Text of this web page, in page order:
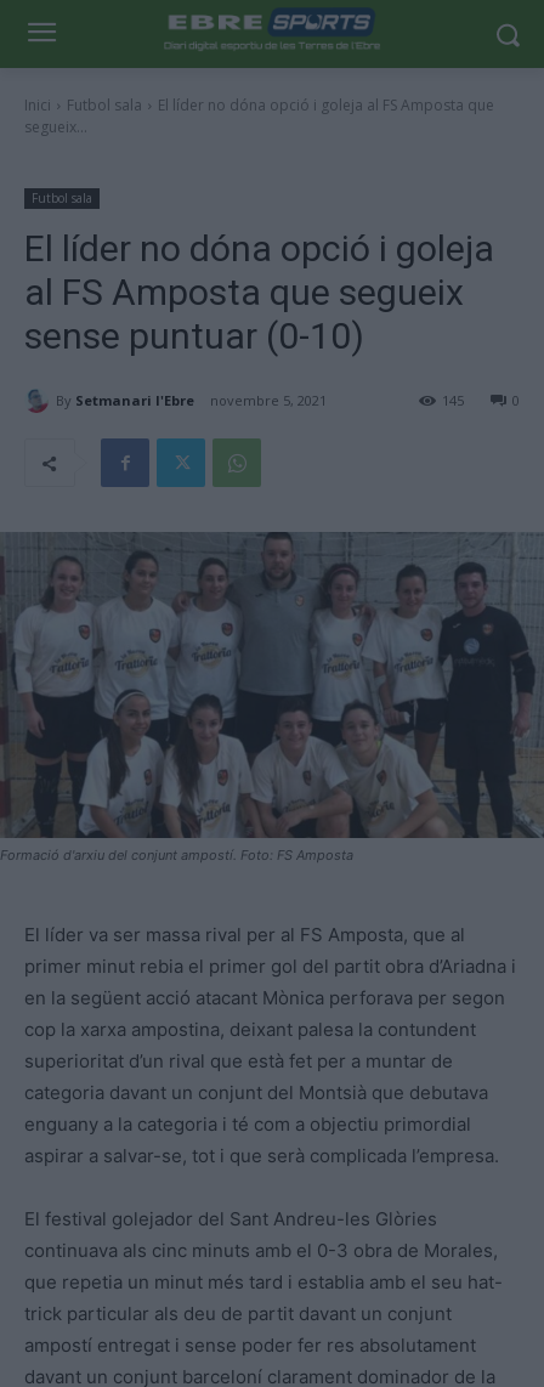
Inici Futbol sala
El líder no dóna opció i goleja al FS Amposta que
segueix...
Futbol sala
El líder no dóna opció i goleja
al FS Amposta que segueix
sense puntuar (0-10)
By Setmanari l'Ebre novembre 5, 2021 0
145
Formació d'arxiu del conjunt ampostí. Foto: FS Amposta
El líder va ser massa rival per al FS Amposta, que al
primer minut rebia el primer gol del partit obra d’Ariadna i
en la següent acció atacant Mònica perforava per segon
cop la xarxa ampostina, deixant palesa la contundent
superioritat d’un rival que està fet per a muntar de
categoria davant un conjunt del Montsià que debutava
enguany a la categoria i té com a objectiu primordial
aspirar a salvar-se, tot i que serà complicada l’empresa.
El festival golejador del Sant Andreu-les Glòries
continuava als cinc minuts amb el 0-3 obra de Morales,
que repetia un minut més tard i establia amb el seu hat-
trick particular als deu de partit davant un conjunt
ampostí entregat i sense poder fer res absolutament
davant un conjunt barceloní clarament dominador de la